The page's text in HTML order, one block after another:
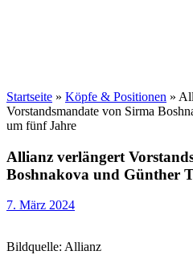
Startseite » Köpfe & Positionen »
Vorstandsmandate von Sirma
um fünf Jahre
Allianz verlängert
Boshnakova und Günther
7. März 2024
Bildquelle: Allianz